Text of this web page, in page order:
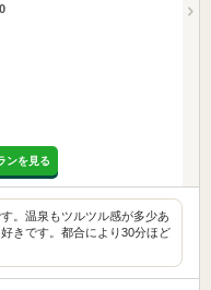
ンを見る
。温泉もツルツル感が多少あ
きです。都合により30分ほど